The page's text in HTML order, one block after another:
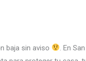
baja sin aviso
. En